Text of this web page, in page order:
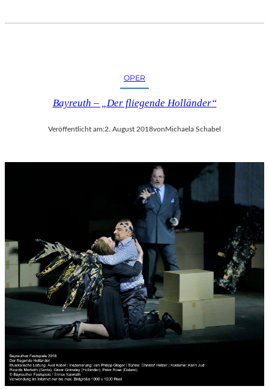
OPER
Bayreuth – „Der fliegende Holländer“
Veröffentlicht am:2. August 2018von Michaela Schabel